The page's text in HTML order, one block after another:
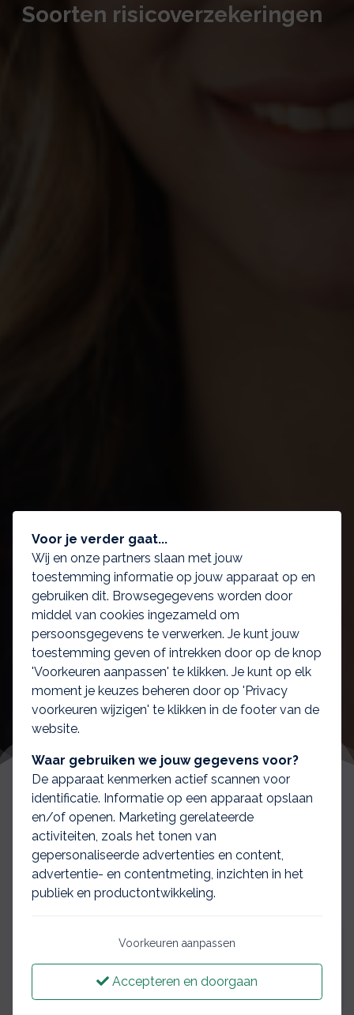
Soorten risicoverzekeringen
Risicoverzekeringen zijn
er in drie soorten
dalend
Voor je verder gaat...
Wij en onze partners slaan met jouw
toestemming informatie op jouw apparaat op en
gebruiken dit. Browsegegevens worden door
middel van cookies ingezameld om
persoonsgegevens te verwerken. Je kunt jouw
toestemming geven of intrekken door op de knop
'Voorkeuren aanpassen' te klikken. Je kunt op elk
moment je keuzes beheren door op 'Privacy
voorkeuren wijzigen' te klikken in de footer van de
website.
Waar gebruiken we jouw gegevens voor?
De apparaat kenmerken actief scannen voor
identificatie. Informatie op een apparaat opslaan
en/of openen. Marketing gerelateerde
activiteiten, zoals het tonen van
gepersonaliseerde advertenties en content,
advertentie- en contentmeting, inzichten in het
publiek en productontwikkeling.
Voorkeuren aanpassen
Accepteren en doorgaan